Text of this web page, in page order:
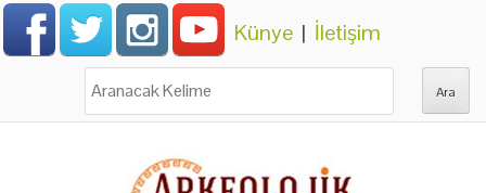
Künye | İletişim